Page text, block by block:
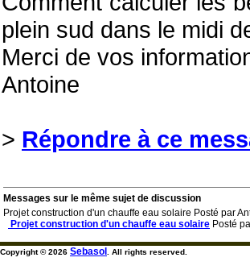
plein sud dans le midi
Merci de vos
Antoine
> Répondre à ce
Messages sur le même sujet de discussion
Projet construction d'un chauffe eau solaire Posté par
Projet construction d'un chauffe eau solaire Posté
Copyright © 2026 Sebasol . All rights reserved.